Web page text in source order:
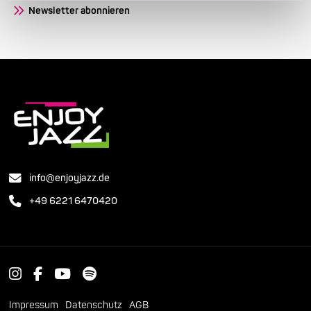
Newsletter abonnieren
info@enjoyjazz.de
+49 6221 6470420
Impressum Datenschutz AGB